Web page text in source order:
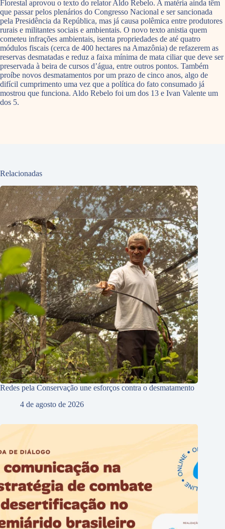
Florestal aprovou o texto do relator Aldo Rebelo. A matéria ainda têm
que passar pelos plenários do Congresso Nacional e ser sancionada
pela Presidência da República, mas já causa polêmica entre produtores
rurais e militantes sociais e ambientais. O novo texto anistia quem
cometeu infrações ambientais, isenta propriedades de até quatro
módulos fiscais (cerca de 400 hectares na Amazônia) de refazerem as
reservas desmatadas e reduz a faixa mínima de mata ciliar que deve ser
preservada à beira de cursos d’água, entre outros pontos. Também
proíbe novos desmatamentos por um prazo de cinco anos, algo de
difícil cumprimento uma vez que a política do fato consumado já
mostrou que funciona. Aldo Rebelo foi um dos 13 e Ivan Valente um
dos 5.
Relacionadas
Redes pela Conservação une esforços contra o desmatamento
4 de agosto de 2026